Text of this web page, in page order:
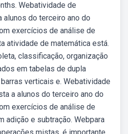
Webatividade de
alunos do terceiro ano do
exercícios de análise de
atividade de matemática está.
classificação, organização
em tabelas de dupla
verticais e. Webatividade
a alunos do terceiro ano do
exercícios de análise de
adição e subtração. Webpara